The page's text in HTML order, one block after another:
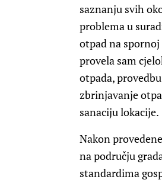
saznanju svih
problema u
otpad na
provela sam
otpada,
zbrinjavanje
sanaciju lokacije.
Nakon
na području
standardima